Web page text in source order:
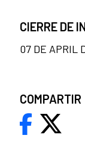
CIERRE DE
07 DE APRIL
COMPARTIR